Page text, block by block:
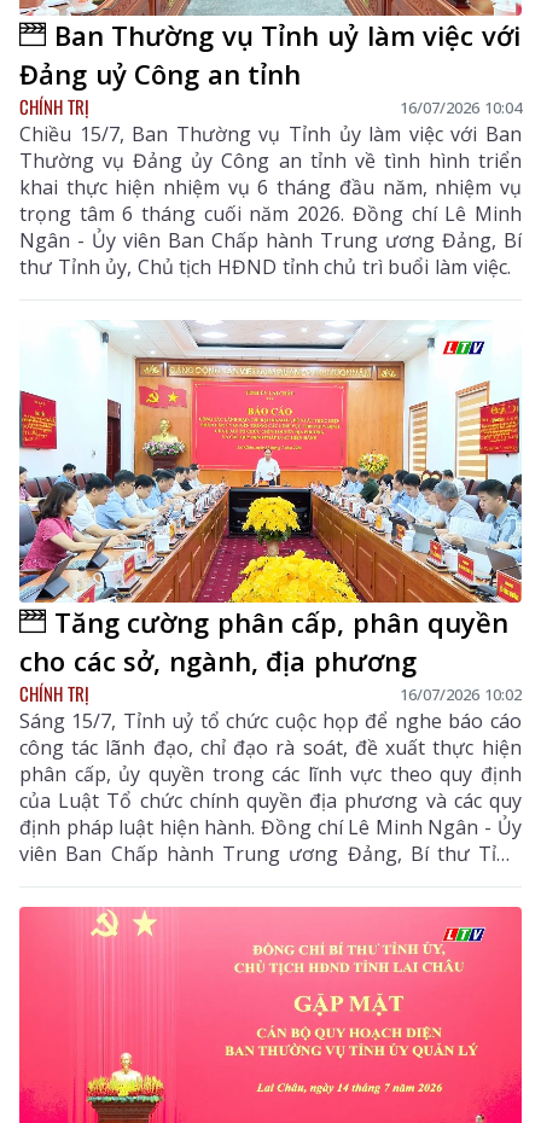
Ban Thường vụ Tỉnh uỷ làm việc với
Đảng uỷ Công an tỉnh
CHÍNH TRỊ 16/07/2026 10:04
Chiều 15/7, Ban Thường vụ Tỉnh ủy làm việc với Ban
Thường vụ Đảng ủy Công an tỉnh về tình hình triển
khai thực hiện nhiệm vụ 6 tháng đầu năm, nhiệm vụ
trọng tâm 6 tháng cuối năm 2026. Đồng chí Lê Minh
Ngân - Ủy viên Ban Chấp hành Trung ương Đảng, Bí
thư Tỉnh ủy, Chủ tịch HĐND tỉnh chủ trì buổi làm việc.
Tăng cường phân cấp, phân quyền
cho các sở, ngành, địa phương
CHÍNH TRỊ 16/07/2026 10:02
Sáng 15/7, Tỉnh uỷ tổ chức cuộc họp để nghe báo cáo
công tác lãnh đạo, chỉ đạo rà soát, đề xuất thực hiện
phân cấp, ủy quyền trong các lĩnh vực theo quy định
của Luật Tổ chức chính quyền địa phương và các quy
định pháp luật hiện hành. Đồng chí Lê Minh Ngân - Ủy
viên Ban Chấp hành Trung ương Đảng, Bí thư Tỉnh
uỷ, Chủ tịch HĐND tỉnh chủ trì cuộc họp.